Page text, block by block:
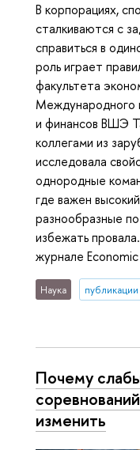
В корпорациях,
сталкиваются с
справиться в
роль играет
факультета
Международного
и финансов ВШЭ
коллегами из
исследовала
однородные
где важен
разнообразные
избежать
журнале
Наука публикации
Почему
изменить